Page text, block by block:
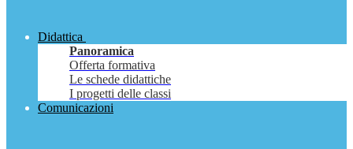
Didattica
Panoramica
Offerta formativa
Le schede didattiche
I progetti delle classi
Comunicazioni